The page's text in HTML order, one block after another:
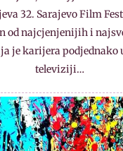
32. Sarajevo Film
od najcjenjenijih i
je karijera podjednako
televiziji…